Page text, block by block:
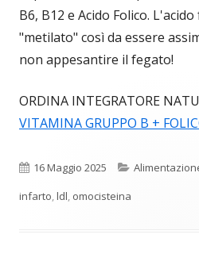
B6, B12 e Acido Folico.
"metilato" così da essere
non appesantire il fegato!
ORDINA INTEGRATORE
VITAMINA GRUPPO B +
Pubblicato
16 Maggio 2025 Categorie
infarto,ldl, omocisteina